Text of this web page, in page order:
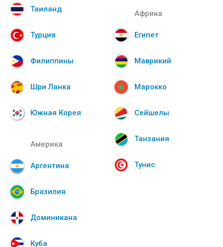
Таиланд
Турция
Филиппины
Шри Ланка
Южная Корея
Африка
Египет
Маврикий
Марокко
Сейшелы
Танзания
Тунис
Америка
Аргентина
Бразилия
Доминикана
Куба